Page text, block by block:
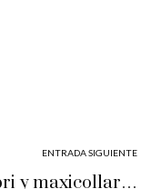
ENTRADA SIGUIENTE
y maxicollar…